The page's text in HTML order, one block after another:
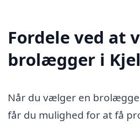
Fordele ved at
brolægger i
Når du vælger en
får du mulighed for at få